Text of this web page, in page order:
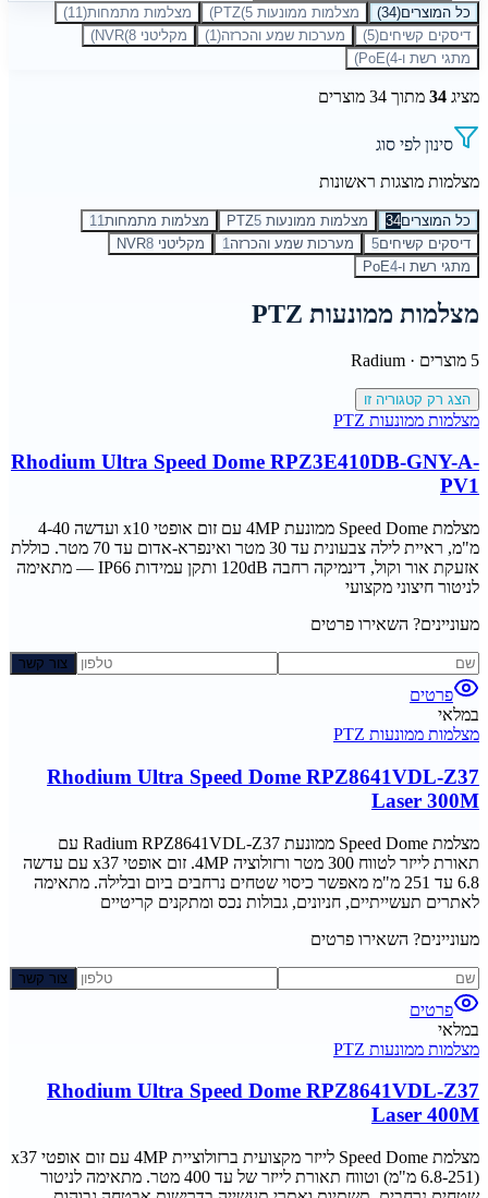
כל המוצרים(
34
) מצלמות ממונעות PTZ (5
) מצלמות מתמחות(
11
)
דיסקים קשיחים(
5
) מערכות שמע והכרזה(
1
) מקליטני NVR (8
)
מתגי רשת ו-PoE (4
)
מציג 34 מתוך 34 מוצרים
סינון לפי סוג
מצלמות מוצגות ראשונות
כל המוצרים34 מצלמות ממונעות PTZ 5 מצלמות מתמחות 11
דיסקים קשיחים5 מערכות שמע והכרזה 1 מקליטני NVR 8
מתגי רשת ו-PoE4
מצלמות ממונעות PTZ
5 מוצרים · Radium
הצג רק קטגוריה זו
מצלמות ממונעות PTZ
Rhodium Ultra Speed Dome RPZ3E410DB-GNY-A-
PV1
מצלמת Speed Dome ממונעת 4MP עם זום אופטי x10 ועדשה 4-40
מ"מ, ראיית לילה צבעונית עד 30 מטר ואינפרא-אדום עד 70 מטר. כוללת
אזעקת אור וקול, דינמיקה רחבה 120dB ותקן עמידות IP66 — מתאימה
לניטור חיצוני מקצועי
מעוניינים? השאירו פרטים
צור קשר
פרטים
במלאי
מצלמות ממונעות PTZ
Rhodium Ultra Speed Dome RPZ8641VDL-Z37
Laser 300M
מצלמת Speed Dome ממונעת Radium RPZ8641VDL-Z37 עם
תאורת לייזר לטווח 300 מטר ורזולוציה 4MP. זום אופטי x37 עם עדשה
6.8 עד 251 מ"מ מאפשר כיסוי שטחים נרחבים ביום ובלילה. מתאימה
לאתרים תעשייתיים, חניונים, גבולות נכס ומתקנים קריטיים
מעוניינים? השאירו פרטים
צור קשר
פרטים
במלאי
מצלמות ממונעות PTZ
Rhodium Ultra Speed Dome RPZ8641VDL-Z37
Laser 400M
מצלמת Speed Dome לייזר מקצועית ברזולוציית 4MP עם זום אופטי x37
(6.8-251 מ"מ) וטווח תאורת לייזר של עד 400 מטר. מתאימה לניטור